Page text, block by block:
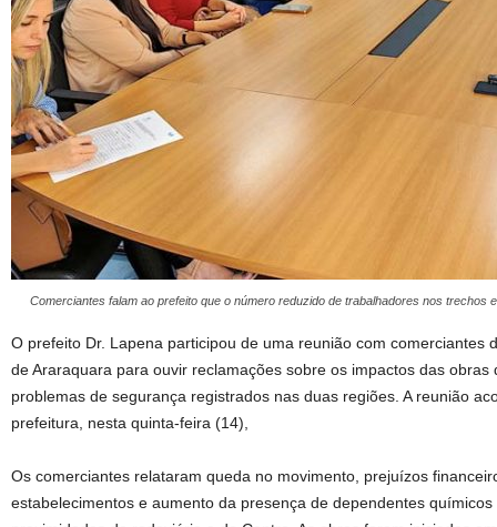
Comerciantes falam ao prefeito que o número reduzido de trabalhadores nos trechos
O prefeito Dr. Lapena participou de uma reunião com comerciantes
de Araraquara para ouvir reclamações sobre os impactos das obras
problemas de segurança registrados nas duas regiões. A reunião
prefeitura, nesta quinta-feira (14),
Os comerciantes relataram queda no movimento, prejuízos
estabelecimentos e aumento da presença de dependentes